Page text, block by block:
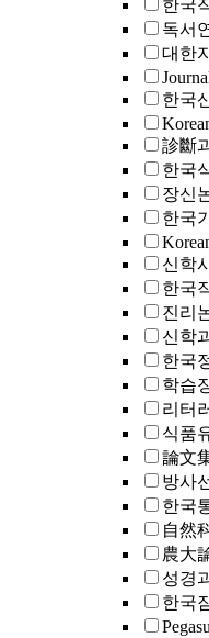
한국
독서
대한
한국
診斷
한국
장신
한국
신학
한국
진리
신학
한국
학습
리터
식품
論文
방사
한국
自然
農大
성경
한국